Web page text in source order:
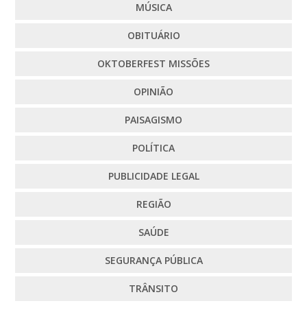
MÚSICA
OBITUÁRIO
OKTOBERFEST MISSÕES
OPINIÃO
PAISAGISMO
POLÍTICA
PUBLICIDADE LEGAL
REGIÃO
SAÚDE
SEGURANÇA PÚBLICA
TRÂNSITO